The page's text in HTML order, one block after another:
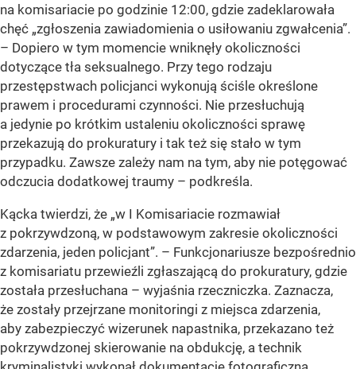
na komisariacie po godzinie 12:00, gdzie zadeklarowała
chęć „zgłoszenia zawiadomienia o usiłowaniu zgwałcenia”.
– Dopiero w tym momencie wniknęły okoliczności
dotyczące tła seksualnego. Przy tego rodzaju
przestępstwach policjanci wykonują ściśle określone
prawem i procedurami czynności. Nie przesłuchują
a jedynie po krótkim ustaleniu okoliczności sprawę
przekazują do prokuratury i tak też się stało w tym
przypadku. Zawsze zależy nam na tym, aby nie potęgować
odczucia dodatkowej traumy – podkreśla.
Kącka twierdzi, że „w I Komisariacie rozmawiał
z pokrzywdzoną, w podstawowym zakresie okoliczności
zdarzenia, jeden policjant”. – Funkcjonariusze bezpośrednio
z komisariatu przewieźli zgłaszającą do prokuratury, gdzie
została przesłuchana – wyjaśnia rzeczniczka. Zaznacza,
że zostały przejrzane monitoringi z miejsca zdarzenia,
aby zabezpieczyć wizerunek napastnika, przekazano też
pokrzywdzonej skierowanie na obdukcję, a technik